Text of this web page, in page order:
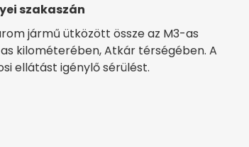
szakaszán
jármű ütközött össze az M3-as
kilométerében, Atkár térségében. A
ellátást igénylő sérülést.